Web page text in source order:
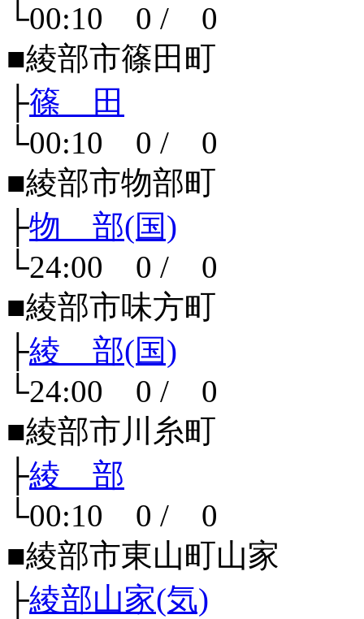
└00:10 0 / 0
■綾部市篠田町
├篠 田
└00:10 0 / 0
■綾部市物部町
├物 部(国)
└24:00 0 / 0
■綾部市味方町
├綾 部(国)
└24:00 0 / 0
■綾部市川糸町
├綾 部
└00:10 0 / 0
■綾部市東山町山家
├綾部山家(気)